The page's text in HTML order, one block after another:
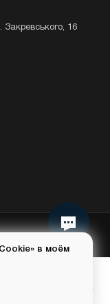
Избранное
Закревського, 16
захищені
в моём